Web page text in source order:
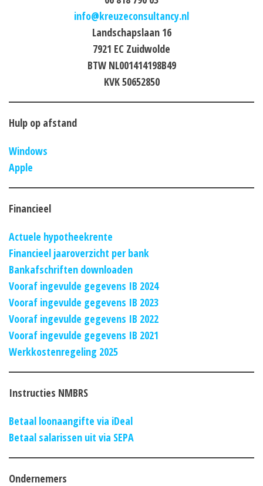
info@kreuzeconsultancy.nl
Landschapslaan 16
7921 EC Zuidwolde
BTW NL001414198B49
KVK 50652850
Hulp op afstand
Windows
Apple
Financieel
Actuele hypotheekrente
Financieel jaaroverzicht per bank
Bankafschriften downloaden
Vooraf ingevulde gegevens IB 2024
Vooraf ingevulde gegevens IB 2023
Vooraf ingevulde gegevens IB 2022
Vooraf ingevulde gegevens IB 2021
Werkkostenregeling 2025
Instructies NMBRS
Betaal loonaangifte via iDeal
Betaal salarissen uit via SEPA
Ondernemers